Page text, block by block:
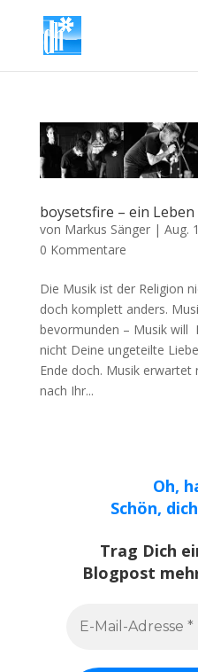
boysetsfire – ein
von Markus Sänger| Aug.
0 Kommentare
Die Musik ist der Religion
doch komplett anders.
bevormunden – Musik will
nicht Deine ungeteilte
Ende doch. Musik erwartet
nach Ihr...
Oh,
Schön,
Trag Dich
Blogpost